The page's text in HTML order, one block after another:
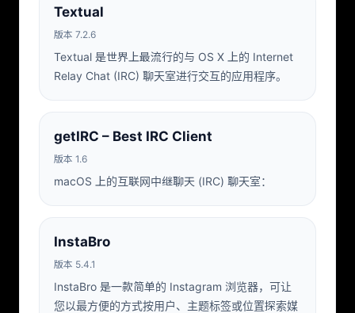
Textual
版本 7.2.6
Textual 是世界上最流行的与 OS X 上的 Internet
Relay Chat (IRC) 聊天室进行交互的应用程序。
getIRC – Best IRC Client
版本 1.6
macOS 上的互联网中继聊天 (IRC) 聊天室：
InstaBro
版本 5.4.1
InstaBro 是一款简单的 Instagram 浏览器，可让
您以最方便的方式按用户、主题标签或位置探索媒